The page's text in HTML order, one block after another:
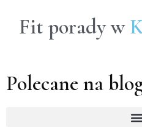
Fit porady w
Polecane na